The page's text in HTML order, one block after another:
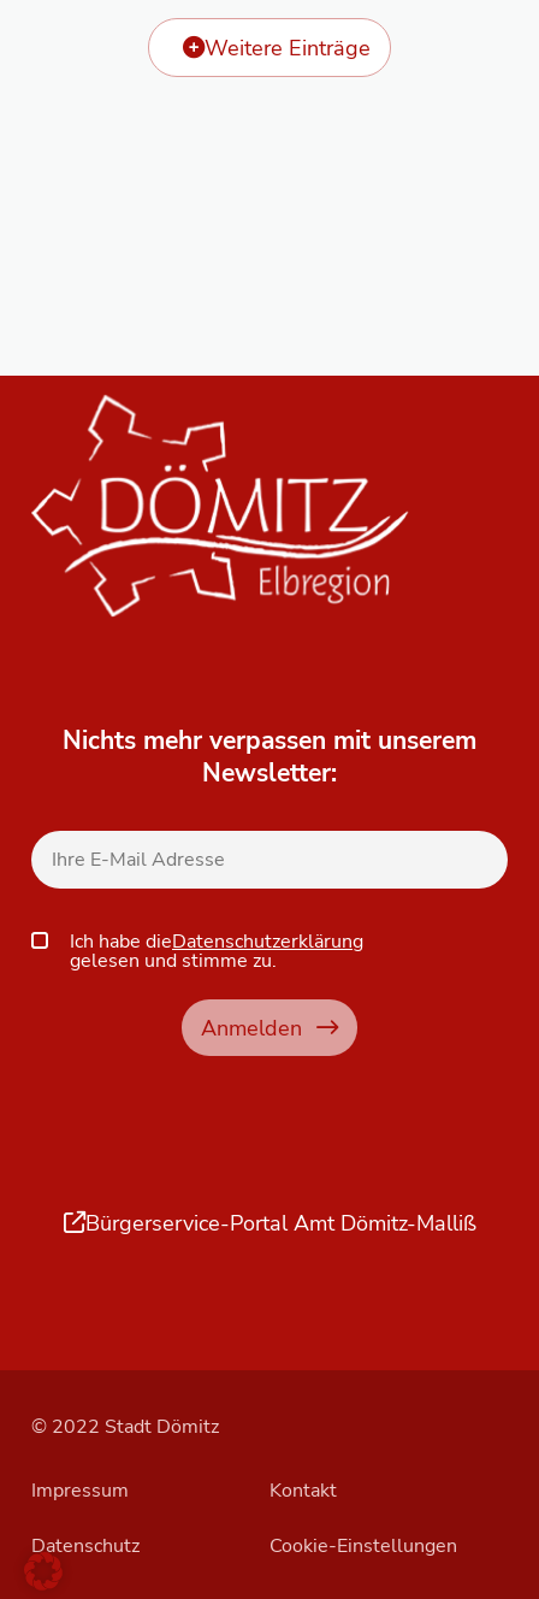
Weitere Einträge
Nichts mehr verpassen mit unserem
Newsletter:
Anmelden
Ich habe dieDatenschutzerklärung
gelesen und stimme zu.
Bürgerservice-Portal Amt Dömitz-Malliß
© 2022 Stadt Dömitz
Impressum Kontakt
Datenschutz Cookie-Einstellungen